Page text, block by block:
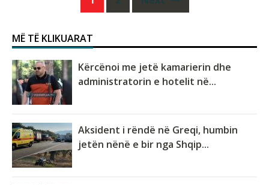
navigation
MË TË KLIKUARAT
Kërcënoi me jetë kamarierin dhe
administratorin e hotelit në...
Aksident i rëndë në Greqi, humbin
jetën nënë e bir nga Shqip...